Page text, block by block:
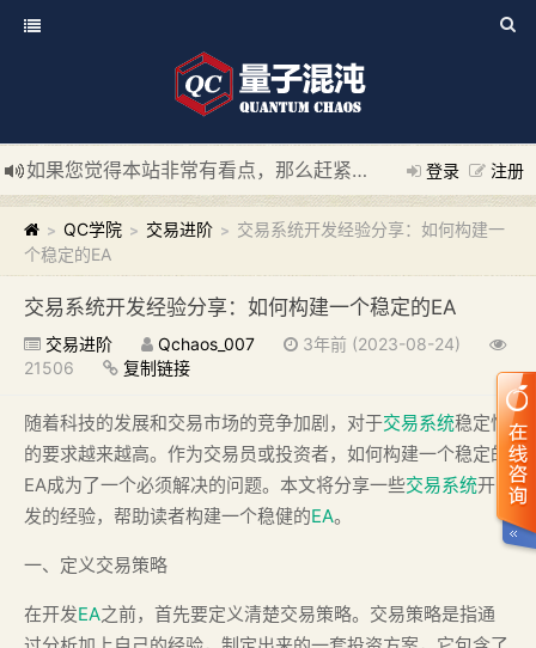
登录 注册
如果您觉得本站非常有看点，那么赶紧使用Ctrl+D 收藏我们吧
新添加量子混沌系统板块，欢迎大家访问！
---“量子混沌系
> QC学院 > 交易进阶 > 交易系统开发经验分享：如何构建一
个稳定的EA
交易系统开发经验分享：如何构建一个稳定的EA
交易进阶 Qchaos_007
3年前 (2023-08-24)
21506
复制链接
随着科技的发展和交易市场的竞争加剧，对于交易系统稳定性
的要求越来越高。作为交易员或投资者，如何构建一个稳定的
EA成为了一个必须解决的问题。本文将分享一些交易系统开
发的经验，帮助读者构建一个稳健的EA。
一、定义交易策略
在开发EA之前，首先要定义清楚交易策略。交易策略是指通